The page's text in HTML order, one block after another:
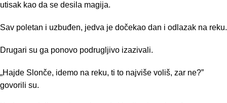
utisak kao da se desila magija.
Sav poletan i uzbuđen, jedva je dočekao dan i odlazak na reku.
Drugari su ga ponovo podrugljivo izazivali.
„Hajde Slonče, idemo na reku, ti to najviše voliš, zar ne?”
govorili su.